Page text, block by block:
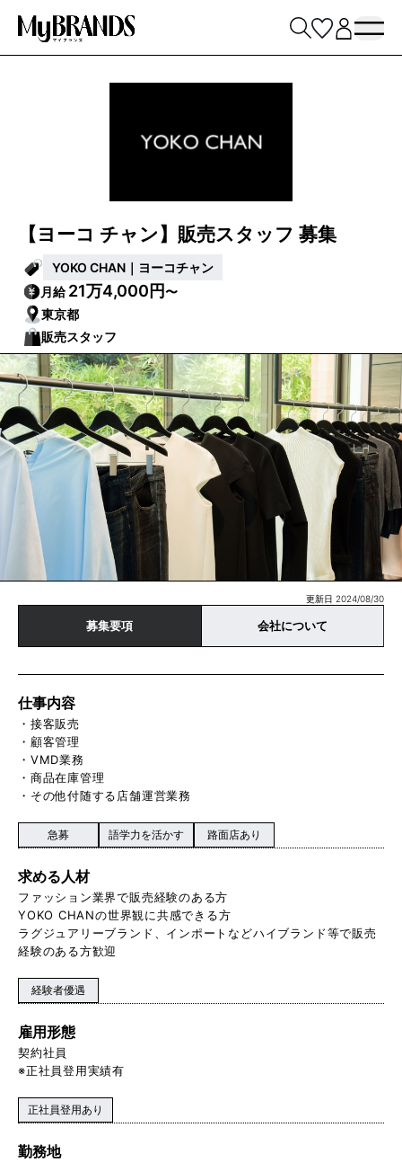
【ヨーコ チャン】販売スタッフ 募集
YOKO CHAN｜ヨーコチャン
月給21万4,000円〜
東京都
販売スタッフ
更新日 2024/08/30
募集要項 会社について
仕事内容
・接客販売
・顧客管理
・VMD業務
・商品在庫管理
・その他付随する店舗運営業務
急募 語学力を活かす 路面店あり
求める人材
ファッション業界で販売経験のある方
YOKO CHANの世界観に共感できる方
ラグジュアリーブランド、インポートなどハイブランド等で販売
経験のある方歓迎
経験者優遇
雇用形態
契約社員
※正社員登用実績有
正社員登用あり
勤務地